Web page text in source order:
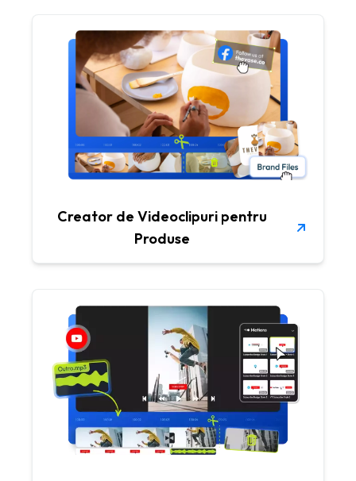
Creator de Videoclipuri pentru
Produse